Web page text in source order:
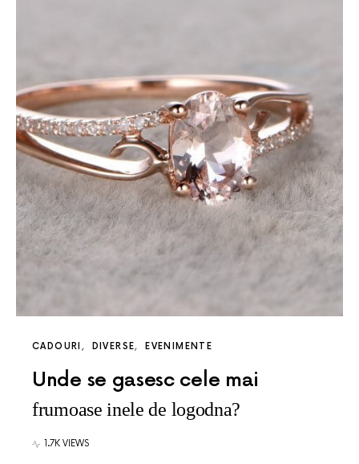
CADOURI DIVERSE EVENIMENTE
Unde se gasesc cele mai
frumoase inele de logodna?
1.7K VIEWS